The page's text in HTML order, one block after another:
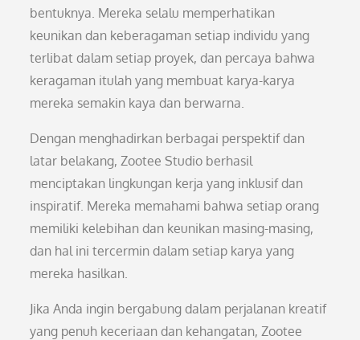
bentuknya. Mereka selalu memperhatikan
keunikan dan keberagaman setiap individu yang
terlibat dalam setiap proyek, dan percaya bahwa
keragaman itulah yang membuat karya-karya
mereka semakin kaya dan berwarna.
Dengan menghadirkan berbagai perspektif dan
latar belakang, Zootee Studio berhasil
menciptakan lingkungan kerja yang inklusif dan
inspiratif. Mereka memahami bahwa setiap orang
memiliki kelebihan dan keunikan masing-masing,
dan hal ini tercermin dalam setiap karya yang
mereka hasilkan.
Jika Anda ingin bergabung dalam perjalanan kreatif
yang penuh keceriaan dan kehangatan, Zootee